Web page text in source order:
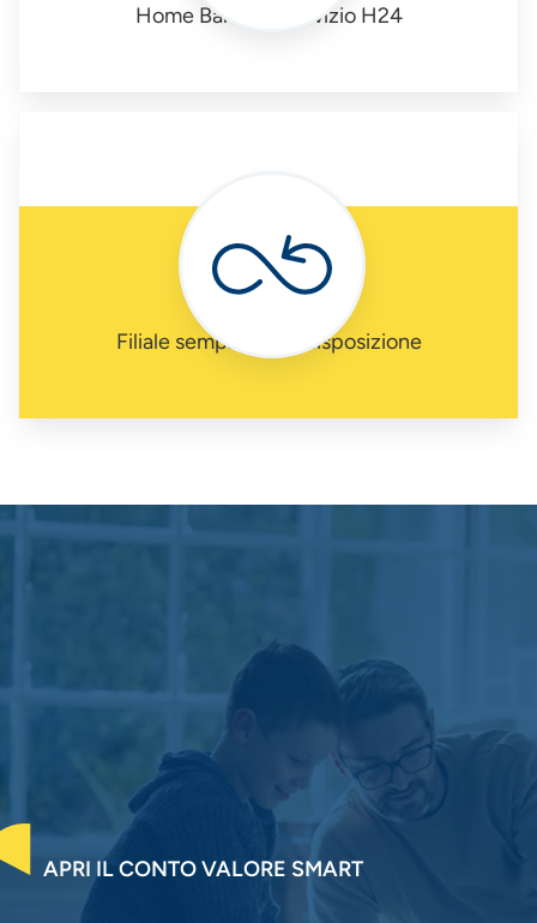
Home Banking Servizio H24
Filiale sempre a tua disposizione
APRI IL CONTO VALORE SMART